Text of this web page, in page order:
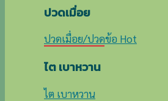
ปวดเมื่อย
ปวดเมื่อย/ปวดข้อ
ไต เบาหวาน
ไต เบาหวาน